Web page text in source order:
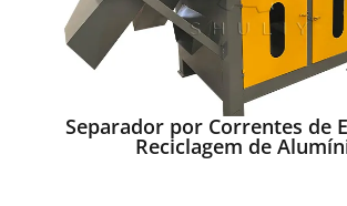
Separador por Correntes de
Reciclagem de